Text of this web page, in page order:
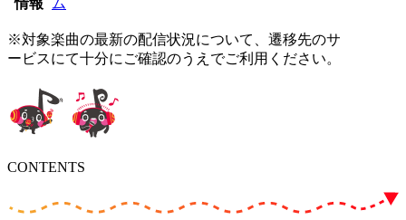
※対象楽曲の最新の配信状況について、遷移先のサ
ービスにて十分にご確認のうえでご利用ください。
CONTENTS